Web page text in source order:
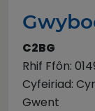
C2BG
Rhif Ffôn:
Cyfeiriad:
Gwent